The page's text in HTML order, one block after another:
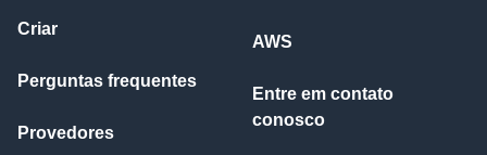
Criar
Perguntas frequentes
Provedores
AWS
Entre em contato
conosco